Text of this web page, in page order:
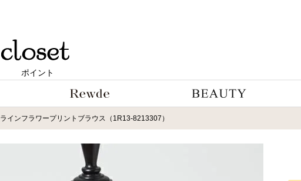
ポイント
ラインフラワープリントブラウス（1R13-8213307）